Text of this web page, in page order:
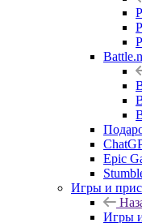
Epic
Игры и
Игры